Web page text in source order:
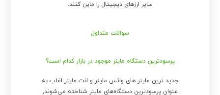
سایر ارزهای دیجیتال را ماین کنند.
سوالات متداول
پرسودترین دستگاه ماینر موجود در بازار کدام است؟
جدید ترین ماینر های واتس ماینر و انت ماینر اغلب به
عنوان پرسودترین دستگاه‌های ماینر شناخته می‌شوند,